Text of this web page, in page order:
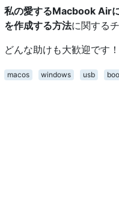
私の愛するMacbook Air
を作成する方法に関する
どんな助けも大歓迎です！
macos windows usb